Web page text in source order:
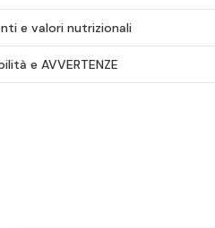
e valori nutrizionali
e AVVERTENZE